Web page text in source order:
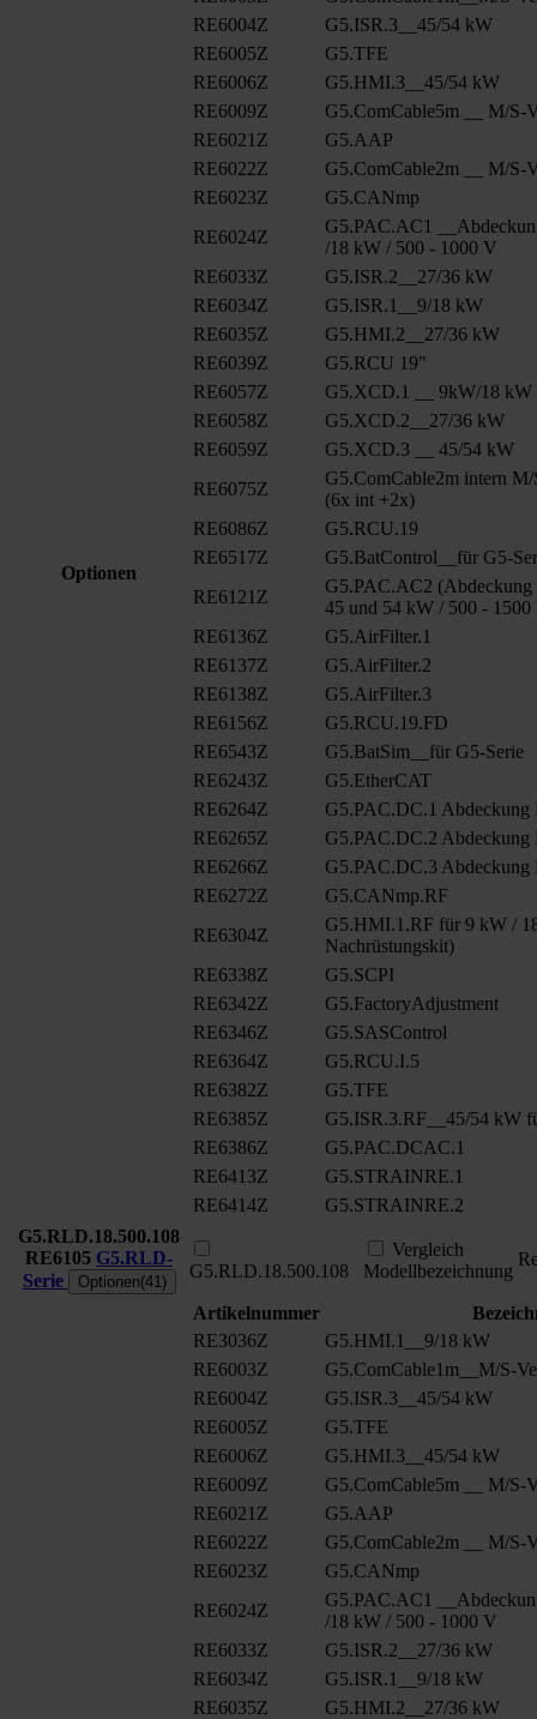
Optionen
RE6004Z
G5.ISR.3__45/54 kW
RE6005Z
G5.TFE
RE6006Z
G5.HMI.3__45/54 kW
RE6009Z
G5.ComCable5m __ M/S-
RE6021Z
G5.AAP
RE6022Z
G5.ComCable2m __ M/S-
RE6023Z
G5.CANmp
RE6024Z
G5.PAC.AC1
/18 kW / 500 - 1000 V
RE6033Z
G5.ISR.2__27/36 kW
RE6034Z
G5.ISR.1__9/18 kW
RE6035Z
G5.HMI.2__27/36 kW
RE6039Z
G5.RCU 19"
RE6057Z
G5.XCD.1 __ 9kW/18 kW
RE6058Z
G5.XCD.2__27/36 kW
RE6059Z
G5.XCD.3 __ 45/54 kW
RE6075Z
G5.ComCable2m intern
(6x int +2x)
RE6086Z
G5.RCU.19
RE6517Z
G5.BatControl__für G5-
RE6121Z
G5.PAC.AC2 (Abdeckung
45 und 54 kW / 500 - 1500
RE6136Z
G5.AirFilter.1
RE6137Z
G5.AirFilter.2
RE6138Z
G5.AirFilter.3
RE6156Z
G5.RCU.19.FD
RE6543Z
G5.BatSim__für G5-Serie
RE6243Z
G5.EtherCAT
RE6264Z
G5.PAC.DC.1
RE6265Z
G5.PAC.DC.2
RE6266Z
G5.PAC.DC.3
RE6272Z
G5.CANmp.RF
RE6304Z
G5.HMI.1.RF für 9 kW /
Nachrüstungskit)
RE6338Z
G5.SCPI
RE6342Z
G5.FactoryAdjustment
RE6346Z
G5.SASControl
RE6364Z
G5.RCU.I.5
RE6382Z
G5.TFE
RE6385Z
G5.ISR.3.RF__45/54 kW
RE6386Z
G5.PAC.DCAC.1
RE6413Z
G5.STRAINRE.1
RE6414Z
G5.STRAINRE.2
G5.RLD.18.500.108
RE6105 G5.RLD-
Serie
Optionen(41)
G5.RLD.18.500.108
Vergleich
Modellbezeichnung
Artikelnummer
RE3036Z
G5.HMI.1__9/18 kW
RE6003Z
G5.ComCable1m__M/S-
RE6004Z
G5.ISR.3__45/54 kW
RE6005Z
G5.TFE
RE6006Z
G5.HMI.3__45/54 kW
RE6009Z
G5.ComCable5m __ M/S-
RE6021Z
G5.AAP
RE6022Z
G5.ComCable2m __ M/S-
RE6023Z
G5.CANmp
RE6024Z
G5.PAC.AC1
/18 kW / 500 - 1000 V
RE6033Z
G5.ISR.2__27/36 kW
RE6034Z
G5.ISR.1__9/18 kW
RE6035Z
G5.HMI.2__27/36 kW